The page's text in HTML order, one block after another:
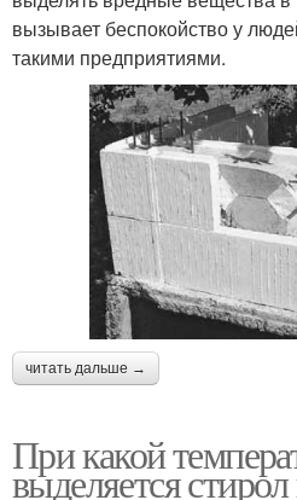
вызывает беспокойство у
такими предприятиями.
читать дальше →
При какой
выделяется стирол